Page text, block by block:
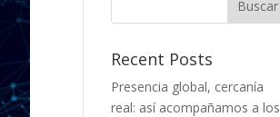
Recent Posts
Presencia global, cercanía
real: así acompañamos a los